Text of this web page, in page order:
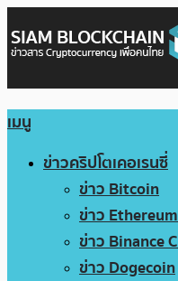
เมนู
ข่าวคริปโตเคอเรนซี่
ข่าว Bitcoin
ข่าว Ethereum
ข่าว Binance
ข่าว Dogecoin